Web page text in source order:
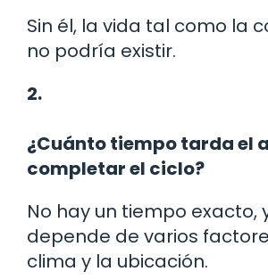
Sin él, la vida tal como la
no podría existir.
2.
¿Cuánto tiempo tarda el
completar el ciclo?
No hay un tiempo exacto,
depende de varios
clima y la ubicación.